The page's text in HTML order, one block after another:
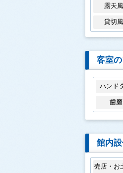
露天
貸切
客室
ハンド
歯磨
館内
売店・お